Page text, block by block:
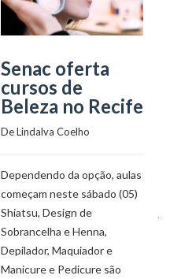
Senac oferta
cursos de
Beleza no Recife
De Lindalva Coelho
Dependendo da opção, aulas
começam neste sábado (05)
Shiatsu, Design de
Sobrancelha e Henna,
Depilador, Maquiador e
Manicure e Pedicure são